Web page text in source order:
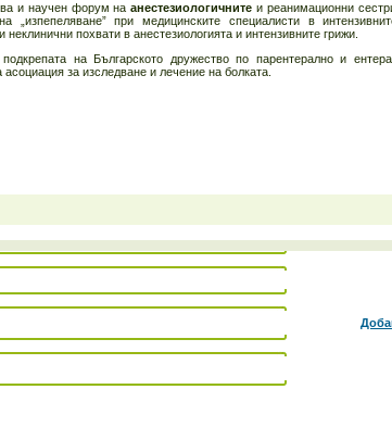
и научен форум наанестезиологичнитеи реанимационни
при медицинските специалисти в
похвати в анестезиологията и интензивните грижи.
на Българското дружество по парентерално и
за изследване и лечение на болката.